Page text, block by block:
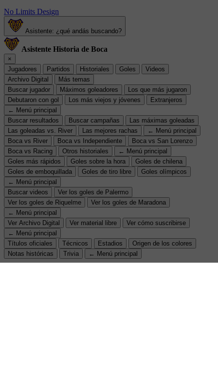
No Limits Design
Asistente: ¿qué andás buscando?
Asistente Historia de Boca
×
Jugadores
Partidos Historiales Goles
Videos
Archivo Digital
Más temas
Buscar jugador
Máximos goleadores
Los que más jugaron
Debutaron con gol
Los más viejos y jóvenes
Extranjeros
← Menú principal
Buscar resultados
Buscar campañas
Las máximas goleadas
Las goleadas vs. River
Las mejores rachas
← Menú principal
Boca vs River
Boca vs Independiente
Boca vs San Lorenzo
Boca vs Racing
Otros historiales
← Menú principal
Goles más rápidos
Goles sobre la hora
Goles de chilena
Goles de emboquillada
Goles de tiro libre
Goles olímpicos
← Menú principal
Buscar videos
Ver los goles de Palermo
Ver los goles de Riquelme
Ver los goles de Maradona
← Menú principal
Ver Archivo Digital
Ver material libre
Ver cómo suscribirse
← Menú principal
Títulos oficiales
Técnicos Estadios
Origen de los colores
Notas históricas
Trivia ← Menú principal